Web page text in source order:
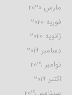
مارس 2020
فوریه 2020
ژانویه 2020
دسامبر 2019
نوامبر 2019
اکتبر 2019